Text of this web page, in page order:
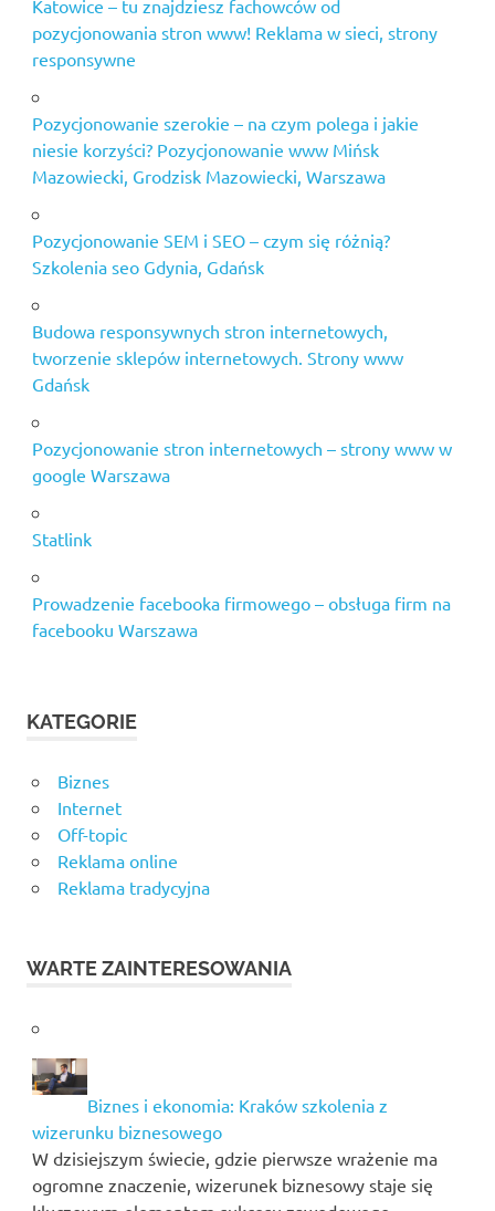
Katowice – tu znajdziesz fachowców od
pozycjonowania stron www! Reklama w sieci, strony
responsywne
Pozycjonowanie szerokie – na czym polega i jakie
niesie korzyści? Pozycjonowanie www Mińsk
Mazowiecki, Grodzisk Mazowiecki, Warszawa
Pozycjonowanie SEM i SEO – czym się różnią?
Szkolenia seo Gdynia, Gdańsk
Budowa responsywnych stron internetowych,
tworzenie sklepów internetowych. Strony www
Gdańsk
Pozycjonowanie stron internetowych – strony www w
google Warszawa
Statlink
Prowadzenie facebooka firmowego – obsługa firm na
facebooku Warszawa
KATEGORIE
Biznes
Internet
Off-topic
Reklama online
Reklama tradycyjna
WARTE ZAINTERESOWANIA
Biznes i ekonomia: Kraków szkolenia z
wizerunku biznesowego
W dzisiejszym świecie, gdzie pierwsze wrażenie ma
ogromne znaczenie, wizerunek biznesowy staje się